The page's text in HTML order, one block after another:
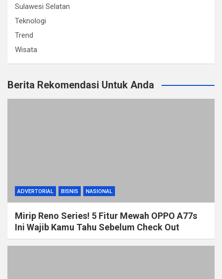
Sulawesi Selatan
Teknologi
Trend
Wisata
Berita Rekomendasi Untuk Anda
ADVERTORIAL BISNIS NASIONAL
Mirip Reno Series! 5 Fitur Mewah OPPO A77s
Ini Wajib Kamu Tahu Sebelum Check Out